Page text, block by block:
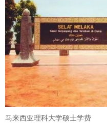
马来西亚理科大学硕士学费